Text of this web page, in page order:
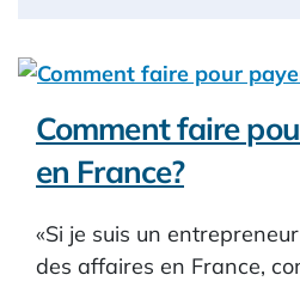
Comment faire
en France?
«Si je suis un
des affaires en France,